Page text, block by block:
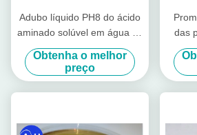
Adubo líquido PH8 do ácido
aminado solúvel em água do
zinco de 10%
Obtenha o melhor
preço
das